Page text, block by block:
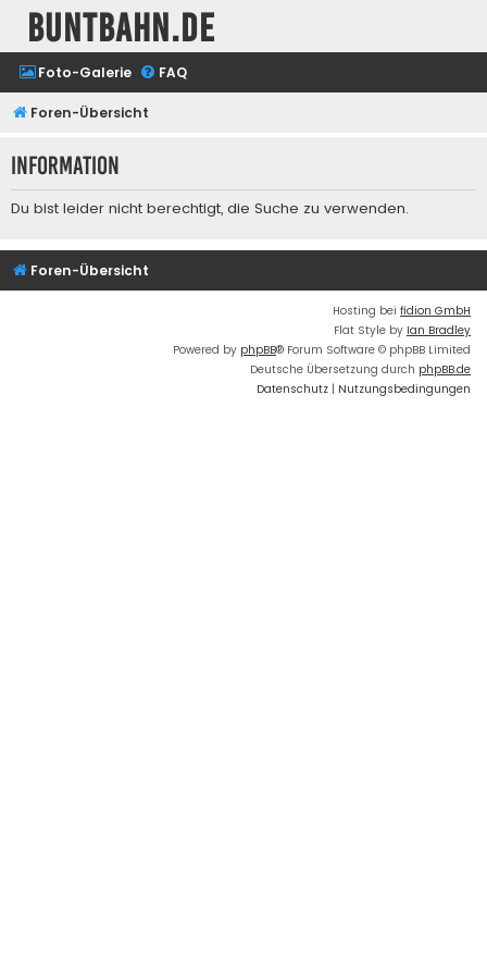
buntbahn.de
Foto-Galerie FAQ
Foren-Übersicht
Information
Du bist leider nicht berechtigt, die Suche zu verwenden.
Foren-Übersicht
Hosting bei fidion GmbH
Flat Style by Ian Bradley
Powered by phpBB® Forum Software © phpBB Limited
Deutsche Übersetzung durch phpBB.de
Datenschutz | Nutzungsbedingungen